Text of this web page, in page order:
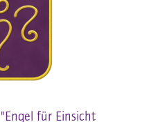
für Einsicht